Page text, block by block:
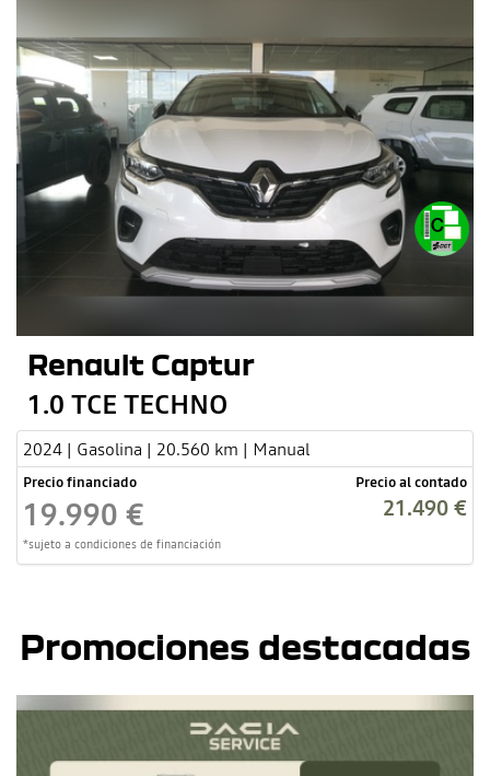
Renault Captur
1.0 TCE TECHNO
2024 | Gasolina | 20.560 km | Manual
Precio financiado
19.990 €
*sujeto a condiciones de financiación
Precio al contado
21.490 €
Promociones destacadas